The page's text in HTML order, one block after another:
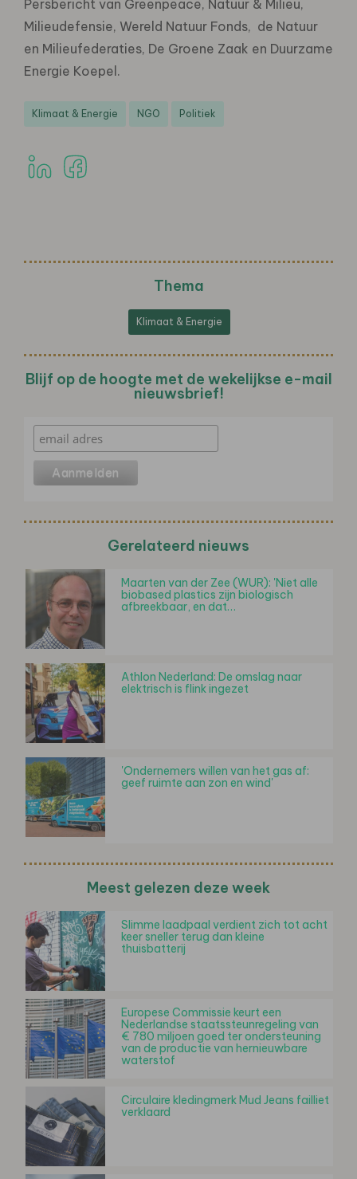
Persbericht van Greenpeace, Natuur & Milieu,
Milieudefensie, Wereld Natuur Fonds, de Natuur
en Milieufederaties, De Groene Zaak en Duurzame
Energie Koepel.
Klimaat & Energie NGO Politiek
Thema
Klimaat & Energie
Blijf op de hoogte met de wekelijkse e-mail
nieuwsbrief!
Gerelateerd nieuws
Maarten van der Zee (WUR): 'Niet alle
biobased plastics zijn biologisch
afbreekbaar, en dat…
Athlon Nederland: De omslag naar
elektrisch is flink ingezet
'Ondernemers willen van het gas af:
geef ruimte aan zon en wind'
Meest gelezen deze week
Slimme laadpaal verdient zich tot acht
keer sneller terug dan kleine
thuisbatterij
Europese Commissie keurt een
Nederlandse staatssteunregeling van
€ 780 miljoen goed ter ondersteuning
van de productie van hernieuwbare
waterstof
Circulaire kledingmerk Mud Jeans failliet
verklaard